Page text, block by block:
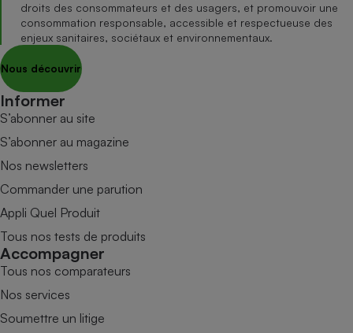
droits des consommateurs et des usagers, et promouvoir une
consommation responsable, accessible et respectueuse des
enjeux sanitaires, sociétaux et environnementaux.
Nous découvrir
Informer
S’abonner au site
S’abonner au magazine
Nos newsletters
Commander une parution
Appli Quel Produit
Tous nos tests de produits
Accompagner
Tous nos comparateurs
Nos services
Soumettre un litige